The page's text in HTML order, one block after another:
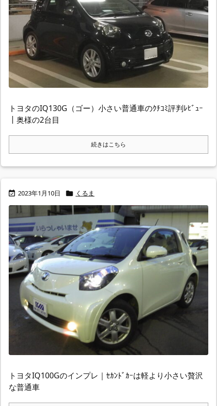
トヨタのIQ130G（ゴー）小さい普通車のｸﾁｺﾐ評判ﾚﾋﾞｭｰ
｜奥様の2台目
続きはこちら
 2023年1月10日  くるま
トヨタIQ100Gのインプレ｜ｾｶﾝﾄﾞｶｰは軽より小さい贅沢
な普通車